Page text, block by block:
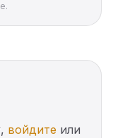
войдите или